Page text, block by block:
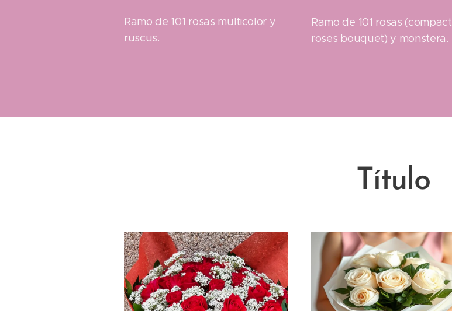
Ramo de 101 rosas multicolor y
ruscus.
Ramo de 101 rosas (compact
roses bouquet) y monstera.
Título